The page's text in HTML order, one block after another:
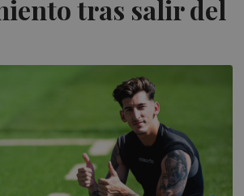
tras salir del